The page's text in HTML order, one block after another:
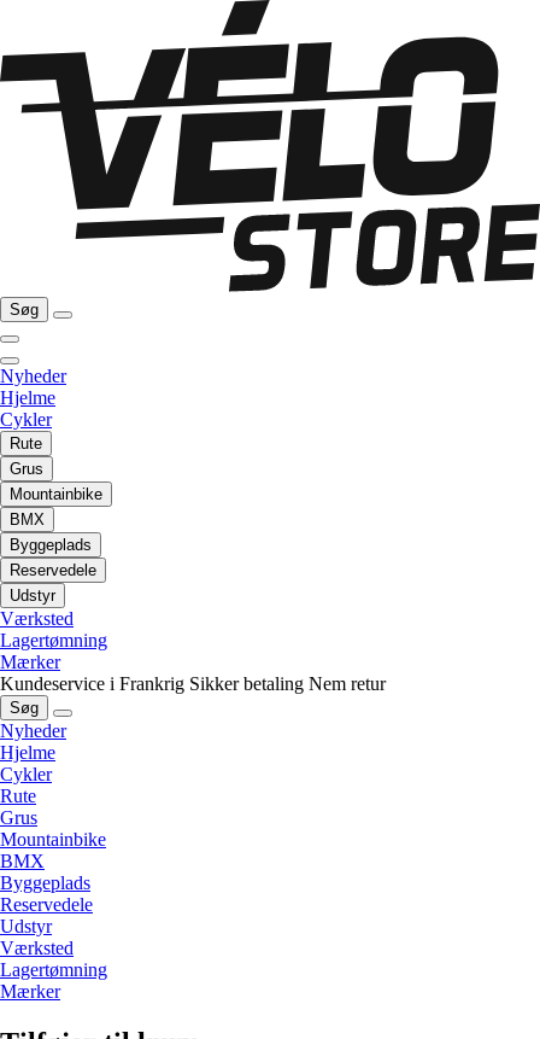
Søg
Nyheder
Hjelme
Cykler
Rute
Grus
Mountainbike
BMX
Byggeplads
Reservedele
Udstyr
Værksted
Lagertømning
Mærker
Kundeservice i Frankrig Sikker betaling Nem retur
Søg
Nyheder
Hjelme
Cykler
Rute
Grus
Mountainbike
BMX
Byggeplads
Reservedele
Udstyr
Værksted
Lagertømning
Mærker